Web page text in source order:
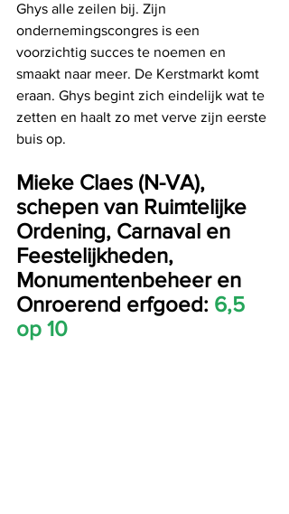
Ghys alle zeilen bij. Zijn
ondernemingscongres is een
voorzichtig succes te noemen en
smaakt naar meer. De Kerstmarkt komt
eraan. Ghys begint zich eindelijk wat te
zetten en haalt zo met verve zijn eerste
buis op.
Mieke Claes (N-VA),
schepen van Ruimtelijke
Ordening, Carnaval en
Feestelijkheden,
Monumentenbeheer en
Onroerend erfgoed: 6,5
op 10